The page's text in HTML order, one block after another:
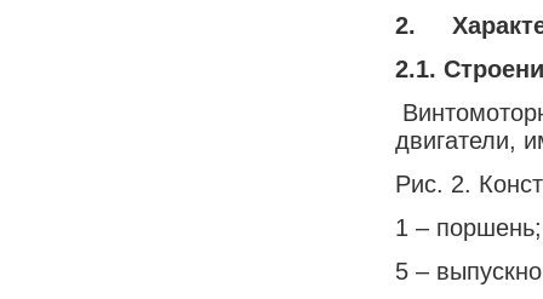
2.
2.1.
двигатели,
Рис. 2.
1 –
5 –